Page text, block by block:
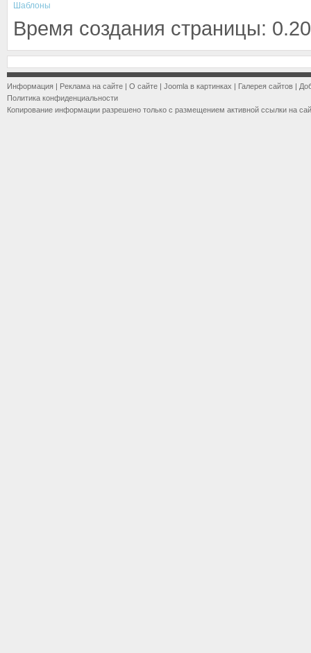
Шаблоны
Время создания страницы:
Информация | Реклама на сайте | О сайте | Joomla в картинках | Галерея сайтов |
Политика конфиденциальности
Копирование информации разрешено только с размещением активной ссылки на